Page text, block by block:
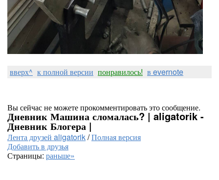
вверх^ к полной версии понравилось! в evernote
Вы сейчас не можете прокомментировать это сообщение.
Дневник Машина сломалась? | aligatorik -
Дневник Блогера |
Лента друзей aligatorik/Полная версия
Добавить в друзья
Страницы: раньше»